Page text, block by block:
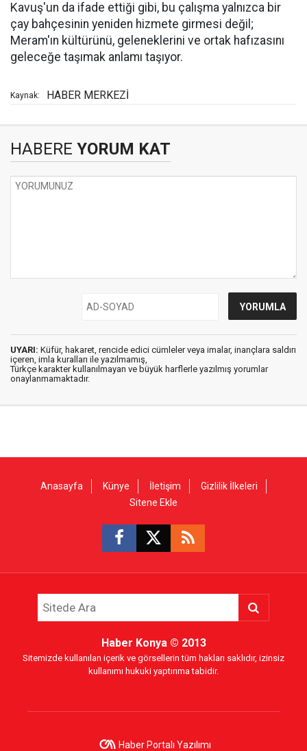
Kavuş'un da ifade ettiği gibi, bu çalışma yalnızca bir
çay bahçesinin yeniden hizmete girmesi değil;
Meram'ın kültürünü, geleneklerini ve ortak hafızasını
geleceğe taşımak anlamı taşıyor.
Kaynak: HABER MERKEZİ
HABERE YORUM KAT
UYARI: Küfür, hakaret, rencide edici cümleler veya imalar, inançlara saldırı
içeren, imla kuralları ile yazılmamış,
Türkçe karakter kullanılmayan ve büyük harflerle yazılmış yorumlar
onaylanmamaktadır.
Anasayfa Künye İletişim
Gizlilik İlkeleri
Sitene Ekle
Haber Konya© 2013
Sitemizde kullanılan içerik ve görsellerin tüm hakları saklıdır, izinsiz
kullanımı hukuki yaptırıma tabidir.
Haber Portalı Yazılımı